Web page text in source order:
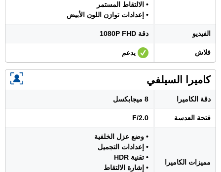
• الالتقاط المستمر
• إعدادات توازن اللون الأبيض
الفيديو دقة 1080P FHD
فلاش يدعم
كاميرا السيلفي
دقة الكاميرا 8 ميجابكسل
فتحة العدسة F/2.0
مميزات الكاميرا
• وضع عزل الخلفية
• إعدادات التجميل
• تقنية HDR
• إشارة الالتقاط